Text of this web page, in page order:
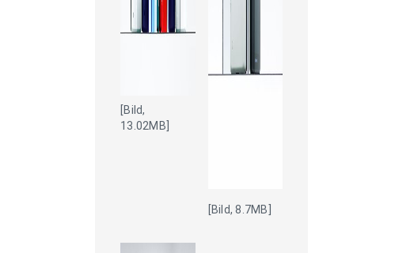
[Bild,
13.02MB]
[Bild, 8.7MB]